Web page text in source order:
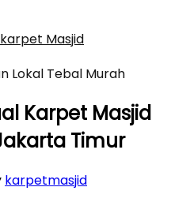
Masjid
Lokal Tebal Murah
Karpet Masjid
Timur
karpetmasjid